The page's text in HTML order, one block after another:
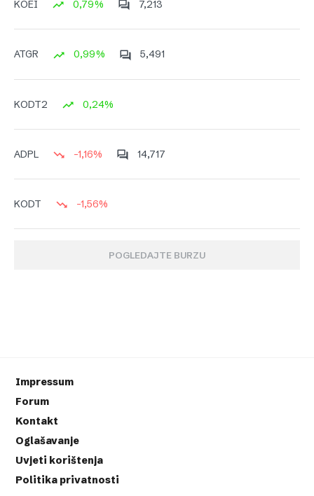
KOEI 0,79% 7,213
ATGR 0,99% 5,491
KODT2 0,24%
ADPL -1,16% 14,717
KODT -1,56%
POGLEDAJTE BURZU
Impressum
Forum
Kontakt
Oglašavanje
Uvjeti korištenja
Politika privatnosti